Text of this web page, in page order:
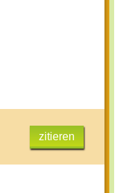
zitieren